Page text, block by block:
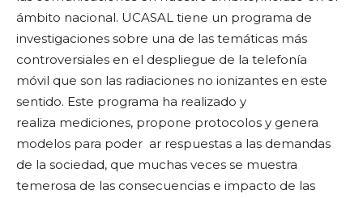
ámbito nacional. UCASAL tiene un programa de
investigaciones sobre una de las temáticas más
controversiales en el despliegue de la telefonía
móvil que son las radiaciones no ionizantes en este
sentido. Este programa ha realizado y
realiza mediciones, propone protocolos y genera
modelos para poder ar respuestas a las demandas
de la sociedad, que muchas veces se muestra
temerosa de las consecuencias e impacto de las